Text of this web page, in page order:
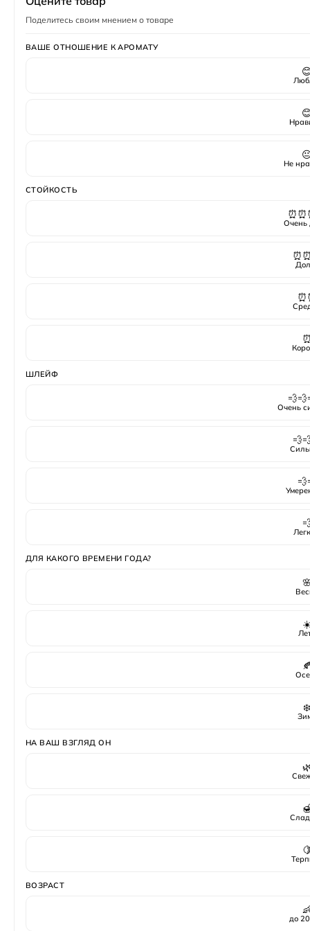
Поделитесь своим мнением о товаре
ВАШЕ ОТНОШЕНИЕ К АРОМАТУ
Не
СТОЙКОСТЬ
Очень
⏰
ШЛЕЙФ
Очень
ДЛЯ КАКОГО ВРЕМЕНИ ГОДА?
❄️
НА ВАШ ВЗГЛЯД ОН
ВОЗРАСТ
до